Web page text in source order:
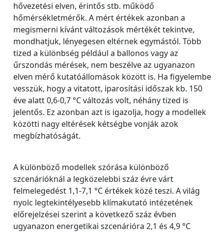
hővezetési elven, érintős stb. működő
hőmérsékletmérők. A mért értékek azonban a
megismerni kívánt változások mértékét tekintve,
mondhatjuk, lényegesen eltérnek egymástól. Több
tized a különbség például a ballonos vagy az
űrszondás mérések, nem beszélve az ugyanazon
elven mérő kutatóállomások között is. Ha figyelembe
vesszük, hogy a vitatott, iparosítási időszak kb. 150
éve alatt 0,6-0,7 °C változás volt, néhány tized is
jelentős. Ez azonban azt is igazolja, hogy a modellek
közötti nagy eltérések kétségbe vonják azok
megbízhatóságát.
A különböző modellek szórása különböző
szcenárióknál a legközelebbi száz évre várt
felmelegedést 1,1-7,1 °C értékek közé teszi. A világ
nyolc legtekintélyesebb klímakutató intézetének
előrejelzései szerint a következő száz évben
ugyanazon energetikai szcenárióra 2,1 és 4,9 °C